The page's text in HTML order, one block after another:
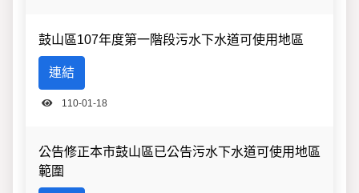
鼓山區107年度第一階段污水下水道可使用地區
連結
110-01-18
公告修正本市鼓山區已公告污水下水道可使用地區
範圍